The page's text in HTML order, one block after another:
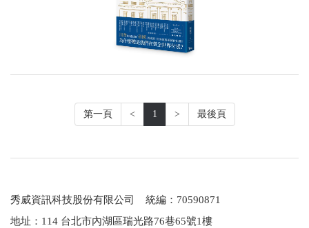
第一頁 < 1 > 最後頁
秀威資訊科技股份有限公司 統編：70590871
地址：114 台北市內湖區瑞光路76巷65號1樓